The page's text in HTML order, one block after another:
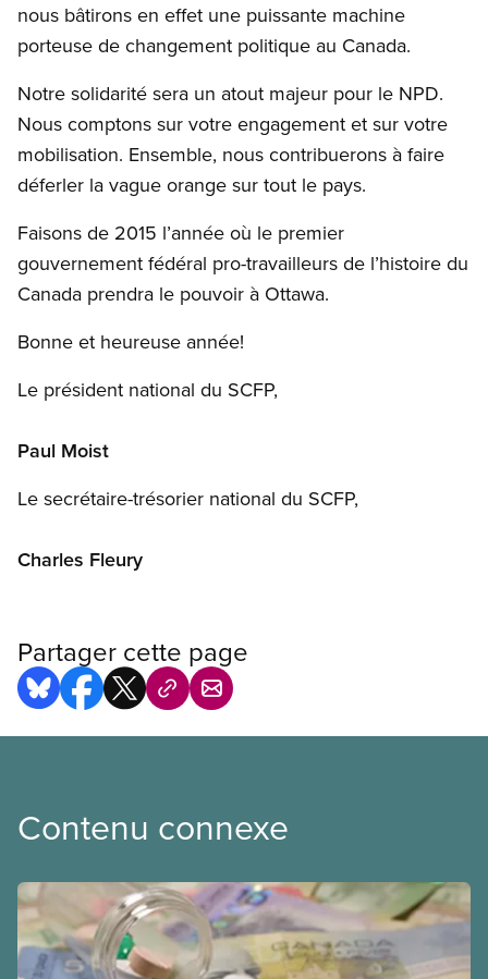
nous bâtirons en effet une puissante machine
porteuse de changement politique au Canada.
Notre solidarité sera un atout majeur pour le NPD.
Nous comptons sur votre engagement et sur votre
mobilisation. Ensemble, nous contribuerons à faire
déferler la vague orange sur tout le pays.
Faisons de 2015 l’année où le premier
gouvernement fédéral pro-travailleurs de l’histoire du
Canada prendra le pouvoir à Ottawa.
Bonne et heureuse année!
Le président national du SCFP,
Paul Moist
Le secrétaire-trésorier national du SCFP,
Charles Fleury
Partager cette page
Contenu connexe